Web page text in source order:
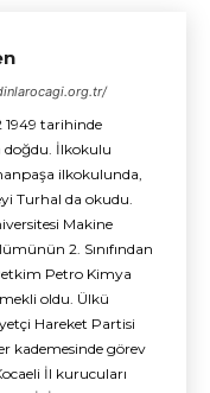
1949 tarihinde
doğdu. İlkokulu
ilkokulunda,
Turhal da okudu.
Makine
2. Sınıfından
Petro Kimya
oldu. Ülkü
Hareket Partisi
kademesinde görev
İl kurucuları